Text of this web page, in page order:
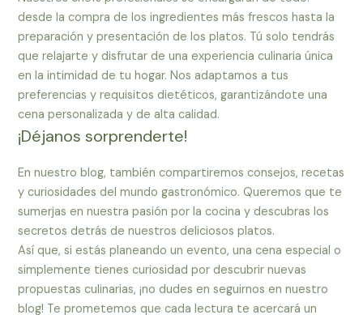
desde la compra de los ingredientes más frescos hasta la
preparación y presentación de los platos. Tú solo tendrás
que relajarte y disfrutar de una experiencia culinaria única
en la intimidad de tu hogar. Nos adaptamos a tus
preferencias y requisitos dietéticos, garantizándote una
cena personalizada y de alta calidad.
¡Déjanos sorprenderte!
En nuestro blog, también compartiremos consejos, recetas
y curiosidades del mundo gastronómico. Queremos que te
sumerjas en nuestra pasión por la cocina y descubras los
secretos detrás de nuestros deliciosos platos.
Así que, si estás planeando un evento, una cena especial o
simplemente tienes curiosidad por descubrir nuevas
propuestas culinarias, ¡no dudes en seguirnos en nuestro
blog! Te prometemos que cada lectura te acercará un